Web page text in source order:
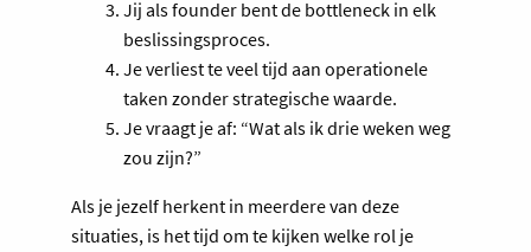
Jij als founder bent de bottleneck in elk
beslissingsproces.
Je verliest te veel tijd aan operationele
taken zonder strategische waarde.
Je vraagt je af: “Wat als ik drie weken weg
zou zijn?”
Als je jezelf herkent in meerdere van deze
situaties, is het tijd om te kijken welke rol je